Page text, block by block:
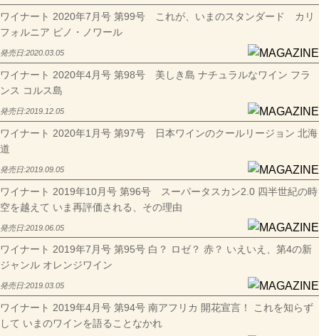
ワイナート 2020年7月号 第99号 これが、いまのスタンダード カリ
フォルニア ピノ・ノワール
発売日:2020.03.05
ワイナート 2020年4月号 第98号 美しき島 ナチュラルなワイン フラ
ンス コルス島
発売日:2019.12.05
ワイナート 2020年1月号 第97号 日本ワインのクールリージョン 北海
道
発売日:2019.09.05
ワイナート 2019年10月号 第96号 スーパータスカン2.0 四半世紀の時
空を越えて いま再評価される、その理由
発売日:2019.06.05
ワイナート 2019年7月号 第95号 白？ ロゼ？ 赤？ いえいえ、第4の新
ジャンル オレンジワイン
発売日:2019.03.05
ワイナート 2019年4月号 第94号 南アフリカ 開花宣言！ これを知らず
して いまのワインを語ることなかれ